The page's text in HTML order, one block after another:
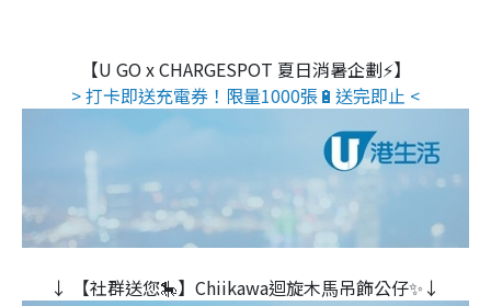
【U GO x CHARGESPOT 夏日消暑企劃⚡】
> 打卡即送充電券！限量1000張🔋送完即止 <
↓ 【社群送您🎠】Chiikawa迴旋木⾺吊飾公仔✨↓